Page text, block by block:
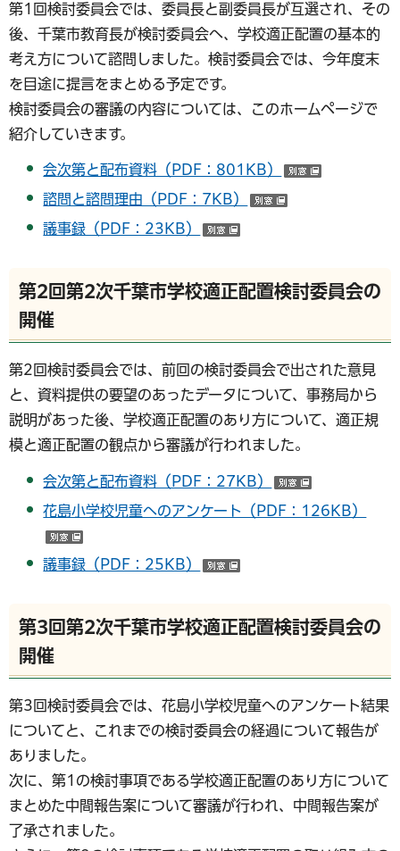
第1回検討委員会では、委員長と副委員長が互選され、その
後、千葉市教育長が検討委員会へ、学校適正配置の基本的
考え方について諮問しました。検討委員会では、今年度末
を目途に提言をまとめる予定です。
検討委員会の審議の内容については、このホームページで
紹介していきます。
会次第と配布資料（PDF：801KB）
諮問と諮問理由（PDF：7KB）
議事録（PDF：23KB）
第2回第2次千葉市学校適正配置検討委員会の
開催
第2回検討委員会では、前回の検討委員会で出された意見
と、資料提供の要望のあったデータについて、事務局から
説明があった後、学校適正配置のあり方について、適正規
模と適正配置の観点から審議が行われました。
会次第と配布資料（PDF：27KB）
花島小学校児童へのアンケート（PDF：126KB）
議事録（PDF：25KB）
第3回第2次千葉市学校適正配置検討委員会の
開催
第3回検討委員会では、花島小学校児童へのアンケート結果
についてと、これまでの検討委員会の経過について報告が
ありました。
次に、第1の検討事項である学校適正配置のあり方について
まとめた中間報告案について審議が行われ、中間報告案が
了承されました。